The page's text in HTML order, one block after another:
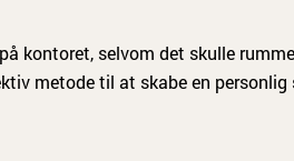
kontoret, selvom det skulle
metode til at skabe en personlig